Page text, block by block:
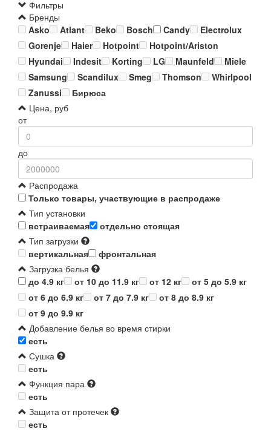
Фильтры
Бренды
Asko
Atlant Beko Bosch Candy
Electrolux
Gorenje
Haier Hotpoint
Hotpoint/Ariston
Hyundai
Indesit Korting LG Maunfeld
Miele
Samsung
Scandilux Smeg Thomson
Whirlpool
Zanussi
Бирюса
Цена, руб
от
до
Распродажа
Только товары, участвующие в распродаже
Тип установки
встраиваемая
отдельно стоящая
Тип загрузки
вертикальная
фронтальная
Загрузка белья
до 4.9 кг
от 10 до 11.9 кг от 12 кг
от 5 до 5.9 кг
от 6 до 6.9 кг
от 7 до 7.9 кг
от 8 до 8.9 кг
от 9 до 9.9 кг
Добавление белья во время стирки
есть
Сушка
есть
Функция пара
есть
Защита от протечек
есть